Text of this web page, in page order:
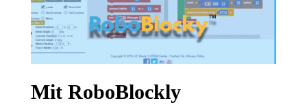
Mit RoboBlockly